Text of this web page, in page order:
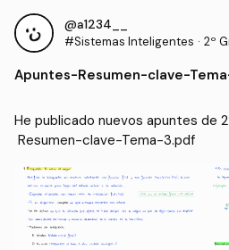
@a1234__
#Sistemas Inteligentes · 2º
Apuntes-Resumen-clave-
He publicado nuevos apuntes de
Resumen-clave-Tema-3.pdf